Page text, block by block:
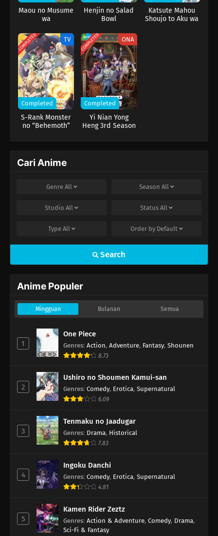
membantu mencari calon suami. Tanpa disadarinya, sikap ceria
dan semangat juang Mimi…
Maou no Musume
wa
Henjin no Salad
Bowl
Katsute Mahou
Shoujo to Aku wa
COMPLETED TV
Completed
S-Rank Monster
no “Behemoth”
Pet toshite
Kurashitemasu
COMPLETED ONA
Completed
Yi Nian Yong
Heng 3rd Season
Cari Anime
Genre All Season All
Studio All Status All
Type All Order by Default
Search
Anime Populer
Mingguan Bulanan Semua
1
One Piece
Genres: Action, Adventure, Fantasy, Shounen
8.73
2
Ushiro no Shoumen Kamui-san
Genres: Comedy, Erotica, Supernatural
6.09
3
Tenmaku no Jaadugar
Genres: Drama, Historical
7.83
4
Ingoku Danchi
Genres: Comedy, Erotica, Supernatural
4.81
5
Kamen Rider Zeztz
Genres: Action & Adventure, Comedy, Drama,
Sci-Fi & Fantasy